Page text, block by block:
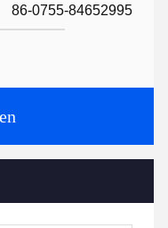
86-0755-84652995